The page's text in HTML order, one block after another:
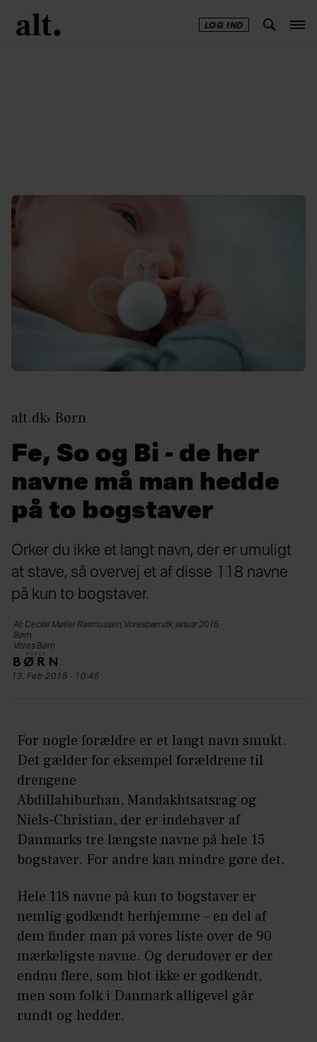
LOG IND
alt.dk Børn
Fe, So og Bi - de her
navne må man hedde
på to bogstaver
Orker du ikke et langt navn, der er umuligt
at stave, så overvej et af disse 118 navne
på kun to bogstaver.
Af: Cecilie Møller Rasmussen, Voresbørn.dk, januar 2015
Børn
Vores Børn
13. Feb 2015 - 10:45
For nogle forældre er et langt navn smukt.
Det gælder for eksempel forældrene til
drengene
Abdillahiburhan, Mandakhtsatsrag og
Niels-Christian, der er indehaver af
Danmarks tre længste navne på hele 15
bogstaver. For andre kan mindre gøre det.
Hele 118 navne på kun to bogstaver er
nemlig godkendt herhjemme – en del af
dem finder man på vores liste over de 90
mærkeligste navne. Og derudover er der
endnu flere, som blot ikke er godkendt,
men som folk i Danmark alligevel går
rundt og hedder.